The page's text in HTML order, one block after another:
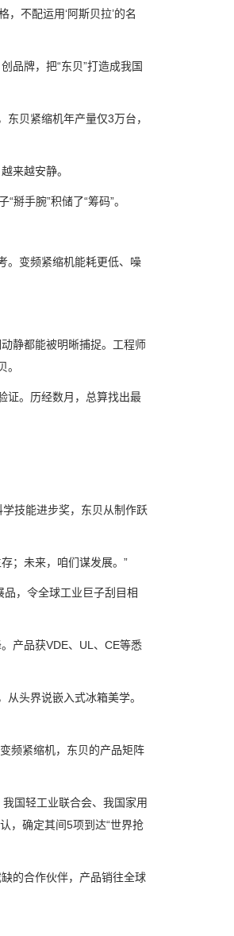
不配运用‘阿斯贝拉’的名
品牌，把“东贝”打造成我国
贝紧缩机年产量仅3万台，
来越安静。
手腕”积储了“筹码”。
变频紧缩机能耗更低、噪
静都能被明晰捕捉。工程师
。历经数月，总算找出最
技能进步奖，东贝从制作跃
；未来，咱们谋发展。”
，令全球工业巨子刮目相
产品获VDE、UL、CE等悉
头界说嵌入式冰箱美学。
紧缩机，东贝的产品矩阵
国轻工业联合会、我国家用
，确定其间5项到达“世界抢
的合作伙伴，产品销往全球